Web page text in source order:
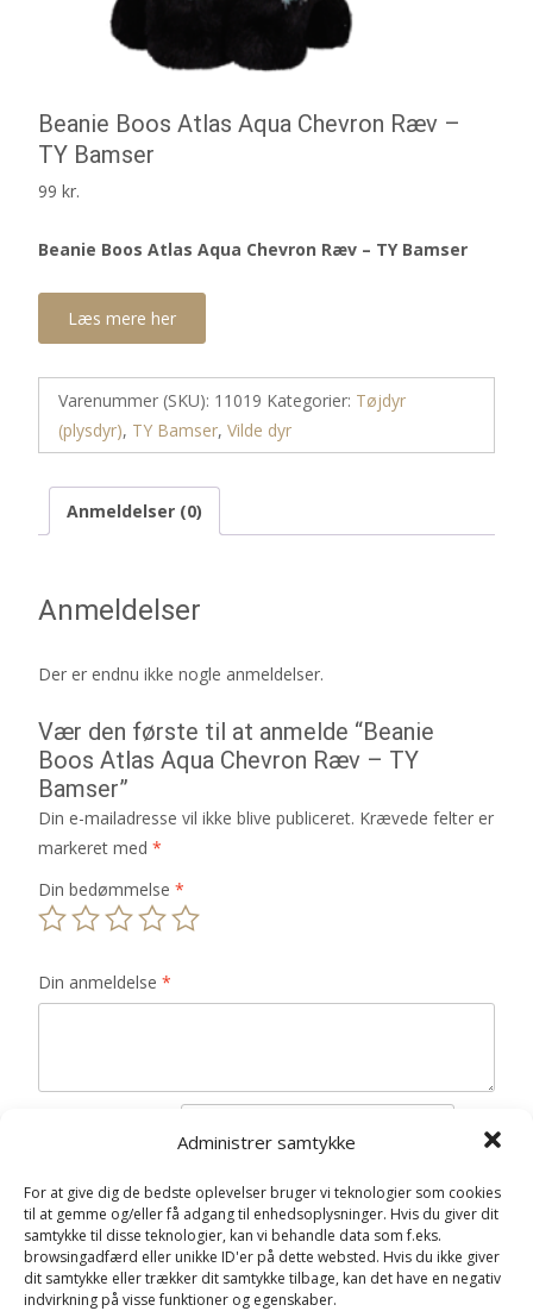
Administrer samtykke
For at give dig de bedste oplevelser bruger vi teknologier som cookies
til at gemme og/eller få adgang til enhedsoplysninger. Hvis du giver dit
samtykke til disse teknologier, kan vi behandle data som f.eks.
browsingadfærd eller unikke ID'er på dette websted. Hvis du ikke giver
dit samtykke eller trækker dit samtykke tilbage, kan det have en negativ
indvirkning på visse funktioner og egenskaber.
Beanie Boos Atlas Aqua Chevron Ræv –
TY Bamser
99 kr.
Beanie Boos Atlas Aqua Chevron Ræv – TY Bamser
Læs mere her
Varenummer (SKU): 11019 Kategorier: Tøjdyr
(plysdyr), TY Bamser, Vilde dyr
Anmeldelser (0)
Anmeldelser
Der er endnu ikke nogle anmeldelser.
Vær den første til at anmelde “Beanie
Boos Atlas Aqua Chevron Ræv – TY
Bamser”
Din e-mailadresse vil ikke blive publiceret. Krævede felter er
markeret med *
Din bedømmelse *
Din anmeldelse *
Gem mit navn, mail og websted i denne browser til
næste gang jeg kommenterer.